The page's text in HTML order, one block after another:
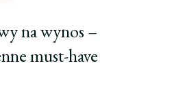
na wynos –
must-have